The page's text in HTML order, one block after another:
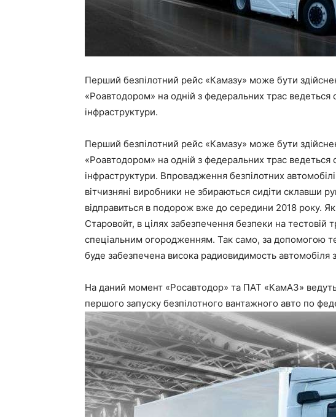
Перший безпілотний рейс «Камазу» може бути
«Роавтодором» на одній з федеральних трас ведеться
інфраструктури.
Перший безпілотний рейс «Камазу» може бути
«Роавтодором» на одній з федеральних трас ведеться
інфраструктури. Впровадження безпілотних
вітчизняні виробники не збираються сидіти склавши
відправиться в подорож вже до середини 2018 року.
Старовойт, в цілях забезпечення безпеки на тестовій
спеціальним огородженням. Так само, за допомогою
буде забезпечена висока радиовидимость автомобіля
На даний момент «Росавтодор» та ПАТ «КамАЗ» ведуть
першого запуску безпілотного вантажного авто по